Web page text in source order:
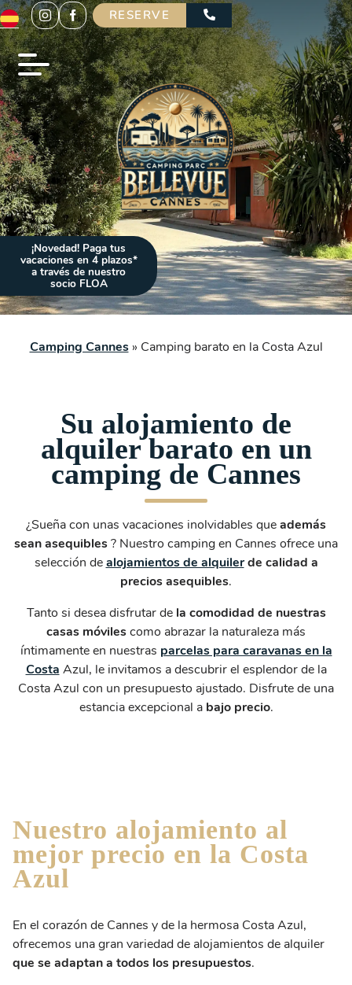
¡Novedad! Paga tus
vacaciones en 4 plazos*
a través de nuestro
socio FLOA
RESERVE
Camping Cannes» Camping barato en la Costa Azul
Su alojamiento de
alquiler barato en un
camping de Cannes
¿Sueña con unas vacaciones inolvidables queademás
sean asequibles? Nuestro camping en Cannes ofrece una
selección dealojamientos de alquiler de calidad a
precios asequibles.
Tanto si desea disfrutar de la comodidad de nuestras
casas móvilescomo abrazar la naturaleza más
íntimamente en nuestras parcelas para caravanas en la
Costa Azul, le invitamos a descubrir el esplendor de la
Costa Azul con un presupuesto ajustado. Disfrute de una
estancia excepcional abajo precio.
Nuestro alojamiento al
mejor precio en la Costa
Azul
En el corazón de Cannes y de la hermosa Costa Azul,
ofrecemos una gran variedad de alojamientos de alquiler
que se adaptan a todos los presupuestos.